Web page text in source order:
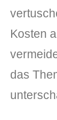
Kosten
das